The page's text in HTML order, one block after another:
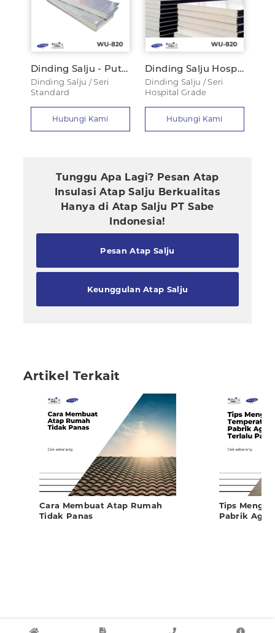
Dinding Salju - Putih Off White
Dinding Salju / Seri
Standard
Hubungi Kami
Dinding Salju Hospital-Anti Bakterial Grade
Dinding Salju / Seri
Hospital Grade
Hubungi Kami
Tunggu Apa Lagi? Pesan Atap
Insulasi Atap Salju Berkualitas
Hanya di Atap Salju PT Sabe
Indonesia!
Pesan Atap Salju
Keunggulan Atap Salju
Artikel Terkait
Cara Membuat Atap Rumah
Tidak Panas
Tips
Pabrik Agar